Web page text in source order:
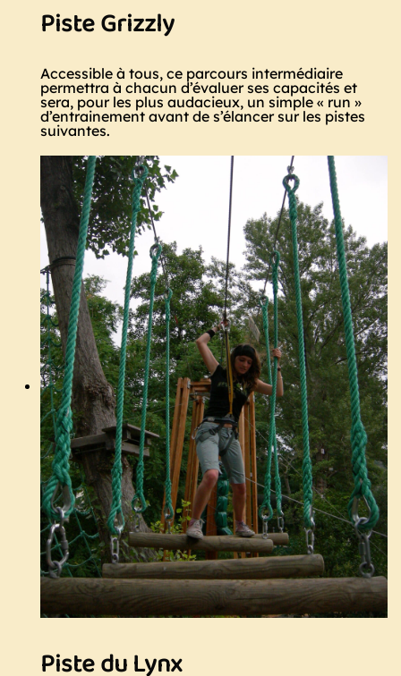
Piste Grizzly
Accessible à tous, ce parcours intermédiaire
permettra à chacun d’évaluer ses capacités et
sera, pour les plus audacieux, un simple « run »
d’entrainement avant de s’élancer sur les pistes
suivantes.